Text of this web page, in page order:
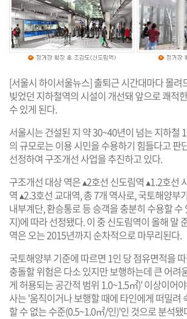
[서울시 하이서울뉴스] 출퇴근 시간대마다몰려
빚었던 지하철역의 시설이 개선돼 앞으로 쾌적
수 있게 된다.
서울시는 건설된 지 약 30~40년이 넘는 지하철
의 규모로는 이용 시민을 수용하기 힘들다고 판
선정하여 구조개선 사업을 추진하고 있다.
구조개선 대상 역은 ▴2호선 신도림역 ▴1․2호선
역 ▴2․3호선 교대역, 총 7개 역사로, 국토해양부
내부계단, 환승통로 등 승객을 충분히 수용할
지)에 따라 선정됐다.이 중 신도림역이 올해 말
역은 오는 2015년까지 순차적으로 마무리된다.
국토해양부 기준에 따르면 1인 당 점유면적을
충돌할 위험은 다소 있지만 보행하는데 큰 어려
게 허용되는 공간적 범위 1.0~1.5㎡)' 이상이어
사는 '움직이거나 보행할 때에 타인에게 떠밀려
할 수 없는 수준(0.5~1.0㎡/인)'인 것으로 분석됐